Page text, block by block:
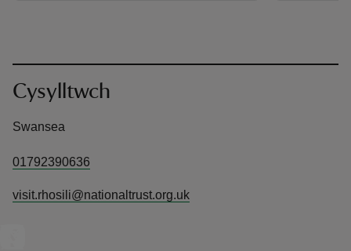
Cysylltwch
Swansea
01792390636
visit.rhosili@nationaltrust.org.uk